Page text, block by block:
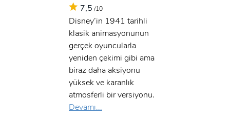
7,5 /10
Disney’in 1941 tarihli
klasik animasyonunun
gerçek oyuncularla
yeniden çekimi gibi ama
biraz daha aksiyonu
yüksek ve karanlık
atmosferli bir versiyonu.
Devamı...